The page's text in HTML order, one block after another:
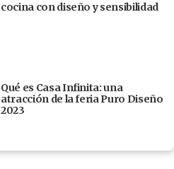
cocina con diseño y sensibilidad
Qué es Casa Infinita: una
atracción de la feria Puro Diseño
2023